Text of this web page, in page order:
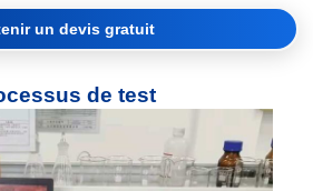
un devis gratuit
de test